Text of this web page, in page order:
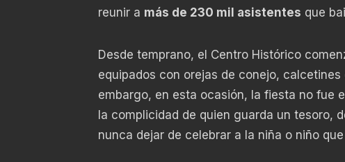
reunir a más de 230 mil asistentes que
Desde temprano, el Centro Histórico
equipados con orejas de conejo,
embargo, en esta ocasión, la fiesta no fue
la complicidad de quien guarda un tesoro,
nunca dejar de celebrar a la niña o niño